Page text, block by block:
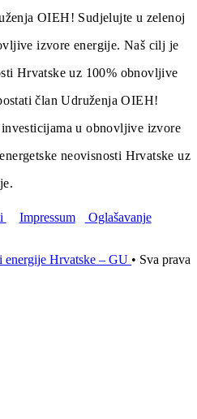
OIEH! Sudjelujte u zelenoj
izvore energije. Naš cilj je
Hrvatske uz 100% obnovljive
član Udruženja OIEH!
u obnovljive izvore
neovisnosti Hrvatske uz
Impressum
Oglašavanje
Hrvatske – GU • Sva prava